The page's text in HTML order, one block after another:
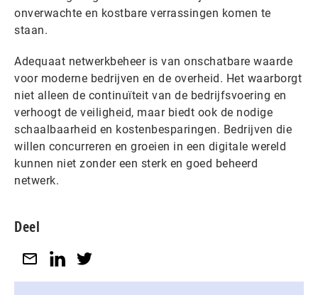
onverwachte en kostbare verrassingen komen te
staan.
Adequaat netwerkbeheer is van onschatbare waarde
voor moderne bedrijven en de overheid. Het waarborgt
niet alleen de continuïteit van de bedrijfsvoering en
verhoogt de veiligheid, maar biedt ook de nodige
schaalbaarheid en kostenbesparingen. Bedrijven die
willen concurreren en groeien in een digitale wereld
kunnen niet zonder een sterk en goed beheerd
netwerk.
Deel